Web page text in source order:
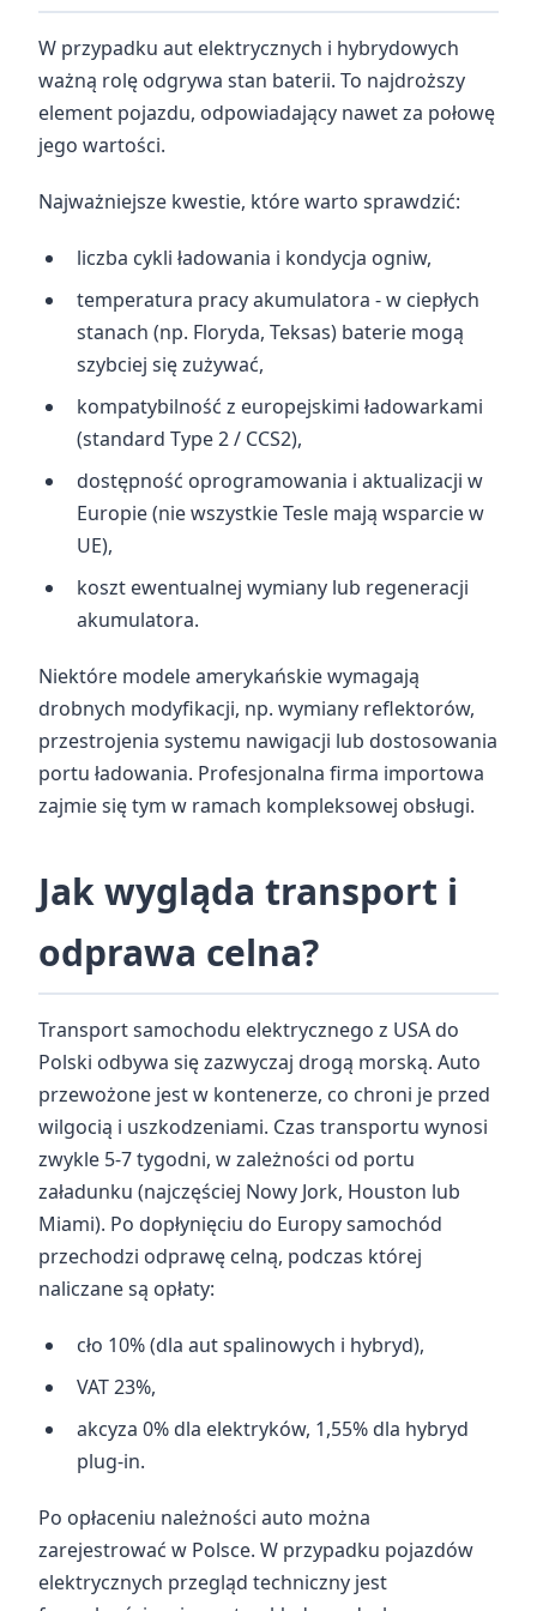
W przypadku aut elektrycznych i hybrydowych
ważną rolę odgrywa stan baterii. To najdroższy
element pojazdu, odpowiadający nawet za połowę
jego wartości.
Najważniejsze kwestie, które warto sprawdzić:
liczba cykli ładowania i kondycja ogniw,
temperatura pracy akumulatora - w ciepłych
stanach (np. Floryda, Teksas) baterie mogą
szybciej się zużywać,
kompatybilność z europejskimi ładowarkami
(standard Type 2 / CCS2),
dostępność oprogramowania i aktualizacji w
Europie (nie wszystkie Tesle mają wsparcie w
UE),
koszt ewentualnej wymiany lub regeneracji
akumulatora.
Niektóre modele amerykańskie wymagają
drobnych modyfikacji, np. wymiany reflektorów,
przestrojenia systemu nawigacji lub dostosowania
portu ładowania. Profesjonalna firma importowa
zajmie się tym w ramach kompleksowej obsługi.
Jak wygląda transport i
odprawa celna?
Transport samochodu elektrycznego z USA do
Polski odbywa się zazwyczaj drogą morską. Auto
przewożone jest w kontenerze, co chroni je przed
wilgocią i uszkodzeniami. Czas transportu wynosi
zwykle 5-7 tygodni, w zależności od portu
załadunku (najczęściej Nowy Jork, Houston lub
Miami). Po dopłynięciu do Europy samochód
przechodzi odprawę celną, podczas której
naliczane są opłaty:
cło 10% (dla aut spalinowych i hybryd),
VAT 23%,
akcyza 0% dla elektryków, 1,55% dla hybryd
plug-in.
Po opłaceniu należności auto można
zarejestrować w Polsce. W przypadku pojazdów
elektrycznych przegląd techniczny jest